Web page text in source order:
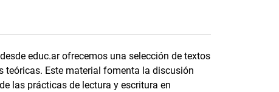
educ.ar ofrecemos una selección de textos
teóricas. Este material fomenta la discusión
las prácticas de lectura y escritura en